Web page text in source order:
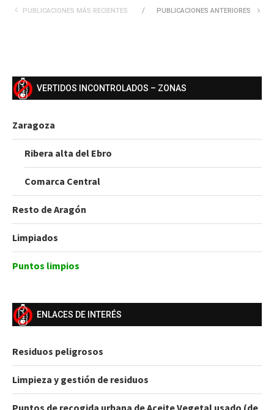
PUBLICACIONES MÁS RECIENTES PUBLICACIONES ANTERIORES
VERTIDOS INCONTROLADOS – ZONAS
Zaragoza
Ribera alta del Ebro
Comarca Central
Resto de Aragón
Limpiados
Puntos limpios
ENLACES DE INTERÉS
Residuos peligrosos
Limpieza y gestión de residuos